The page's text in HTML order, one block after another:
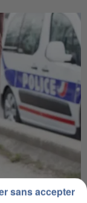
sans accepter